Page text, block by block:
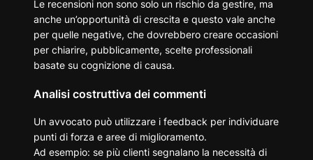
Le recensioni non sono solo un rischio da gestire, ma
anche un’opportunità di crescita e questo vale anche
per quelle negative, che dovrebbero creare occasioni
per chiarire, pubblicamente, scelte professionali
basate su cognizione di causa.
Analisi costruttiva dei commenti
Un avvocato può utilizzare i feedback per individuare
punti di forza e aree di miglioramento.
Ad esempio: se più clienti segnalano la necessità di